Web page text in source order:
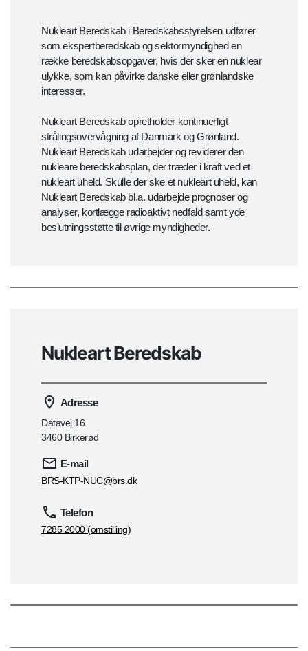
Nukleart Beredskab i Beredskabsstyrelsen udfører
som ekspertberedskab og sektormyndighed en
række beredskabsopgaver, hvis der sker en nuklear
ulykke, som kan påvirke danske eller grønlandske
interesser.
Nukleart Beredskab opretholder kontinuerligt
strålingsovervågning af Danmark og Grønland.
Nukleart Beredskab udarbejder og reviderer den
nukleare beredskabsplan, der træder i kraft ved et
nukleart uheld. Skulle der ske et nukleart uheld, kan
Nukleart Beredskab bl.a. udarbejde prognoser og
analyser, kortlægge radioaktivt nedfald samt yde
beslutningsstøtte til øvrige myndigheder.
Nukleart Beredskab
Adresse
Datavej 16
3460 Birkerød
E-mail
BRS-KTP-NUC@brs.dk
Telefon
7285 2000 (omstilling)